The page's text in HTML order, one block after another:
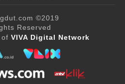
©2019
Reserved
of VIVA Digital Network